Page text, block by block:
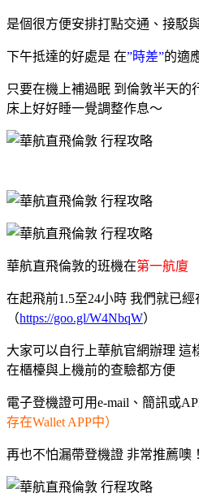
是個很方便安排打點交通、接駁
下午抵達的好處是 在”時差”的適
只要在機上補過眠 到倫敦半天的
床上好好睡一覺調整作息～
華航直飛倫敦的班機在第一航廈
在起飛前1.5至24小時 我們就已
（https://goo.gl/W4NbqW）
大家可以自行上華航官網辦理 這
在櫃檯與上機前的查驗都方便
電子登機證可用e-mail、簡訊或
存在Wallet APP中）
再也不怕漏帶登機證 非常推薦噢！